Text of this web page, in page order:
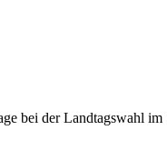
bei der Landtagswahl im